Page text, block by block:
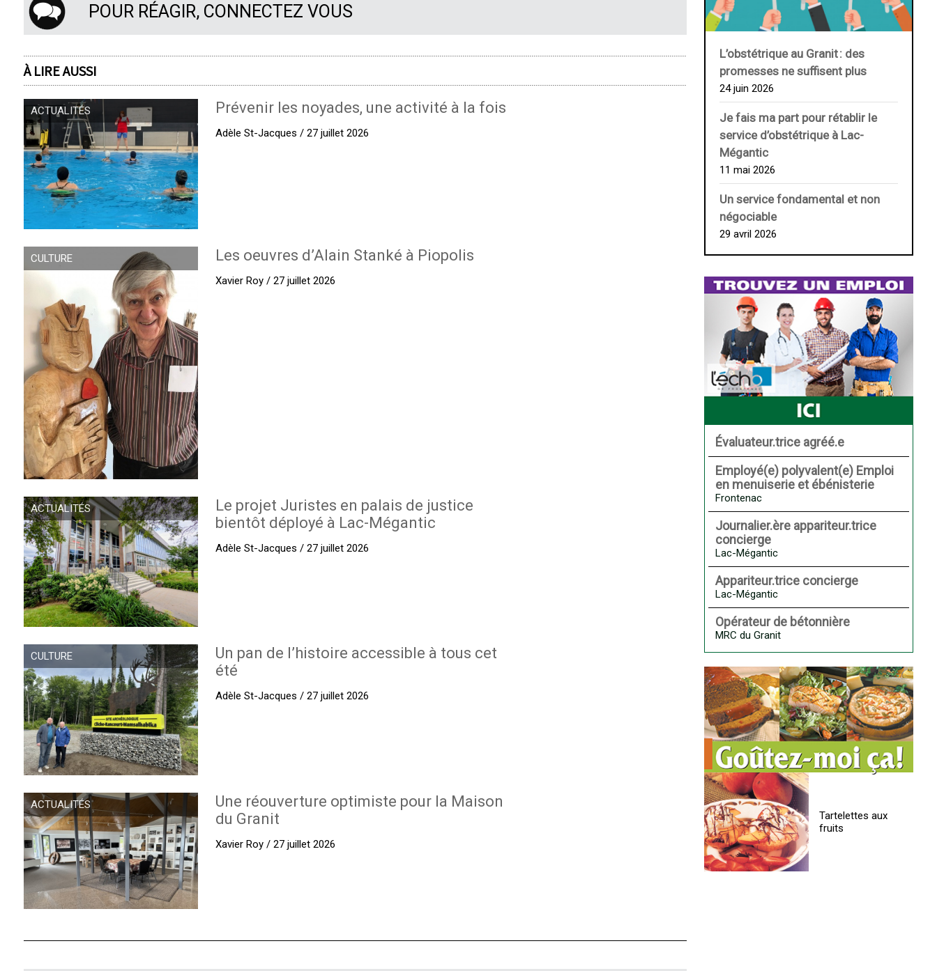
POUR RÉAGIR, CONNECTEZ VOUS
À LIRE AUSSI
ACTUALITÉS Prévenir les noyades, une activité à la fois
Adèle St-Jacques / 27 juillet 2026
CULTURE Les oeuvres d’Alain Stanké à Piopolis
Xavier Roy / 27 juillet 2026
ACTUALITÉS
Le projet Juristes en palais de justice
bientôt déployé à Lac-Mégantic
Adèle St-Jacques / 27 juillet 2026
CULTURE
Un pan de l’histoire accessible à tous cet
été
Adèle St-Jacques / 27 juillet 2026
ACTUALITÉS
Une réouverture optimiste pour la Maison
du Granit
Xavier Roy / 27 juillet 2026
L’obstétrique au ­Granit : des
promesses ne suffisent plus
24 juin 2026
Je fais ma part pour rétablir le
service d’obstétrique à Lac-
Mégantic
11 mai 2026
Un service fondamental et non
négociable
29 avril 2026
Évaluateur.trice agréé.e
Employé(e) polyvalent(e) Emploi
en menuiserie et ébénisterie
Frontenac
Journalier.ère appariteur.trice
concierge
Lac-Mégantic
Appariteur.trice concierge
Lac-Mégantic
Opérateur de bétonnière
MRC du Granit
Tartelettes aux
fruits